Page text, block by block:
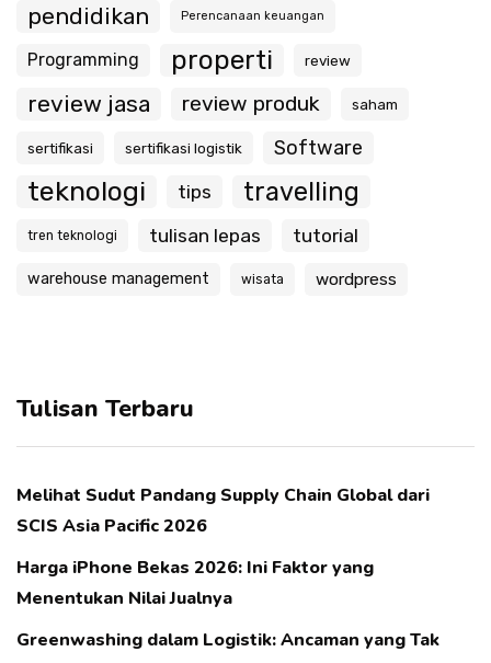
pendidikan Perencanaan keuangan
Programming properti review
review jasa review produk saham
sertifikasi sertifikasi logistik Software
teknologi tips travelling
tren teknologi tulisan lepas tutorial
warehouse management wisata wordpress
Tulisan Terbaru
Melihat Sudut Pandang Supply Chain Global dari
SCIS Asia Pacific 2026
Harga iPhone Bekas 2026: Ini Faktor yang
Menentukan Nilai Jualnya
Greenwashing dalam Logistik: Ancaman yang Tak